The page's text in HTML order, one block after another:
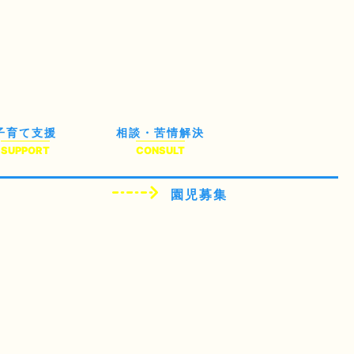
育て支援
SUPPORT
相談・苦情解決
CONSULT
園児募集